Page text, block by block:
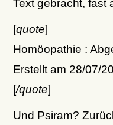
Text gebracht, fast
[quote]
Homöopathie :
Erstellt am 28/07/
[/quote]
Und Psiram?